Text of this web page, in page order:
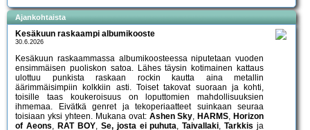
Ajankohtaista
Kesäkuun raskaampi albumikooste
30.6.2026
Kesäkuun raskaammassa albumikoosteessa niputetaan vuoden
ensimmäisen puoliskon satoa. Lähes täysin kotimainen kattaus
ulottuu punkista raskaan rockin kautta aina metallin
äärimmäisimpiin kolkkiin asti. Toiset takovat suoraan ja kohti,
toisille taas koukeroisuus on loputtomien mahdollisuuksien
ihmemaa. Eivätkä genret ja tekoperiaatteet suinkaan seuraa
toisiaan yksi yhteen. Mukana ovat: Ashen Sky, HARMS, Horizon
of Aeons, RAT BOY, Se, josta ei puhuta,Taivallaki,Tarkkis ja